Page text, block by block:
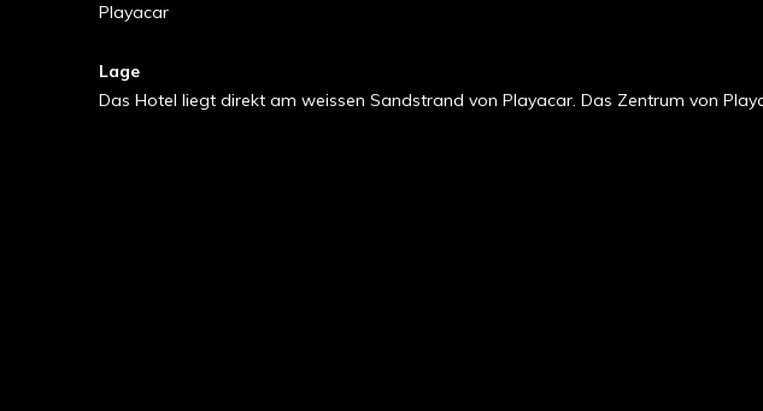
Playacar
Lage
Das Hotel liegt direkt am weissen Sandstrand von Playacar. Das Zentrum von